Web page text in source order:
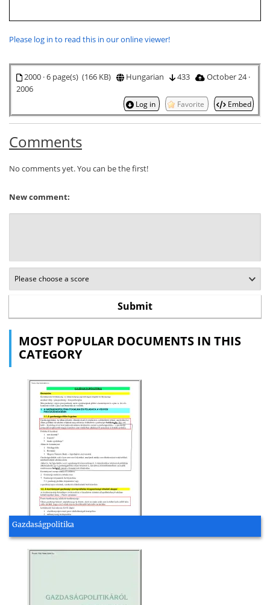
Please log in to read this in our online viewer!
2000 · 6 page(s) (166 KB) Hungarian 433
October 24 ·
2006
Log in Favorite Embed
Comments
No comments yet. You can be the first!
New comment:
MOST POPULAR DOCUMENTS IN THIS
CATEGORY
Gazdaságpolitika